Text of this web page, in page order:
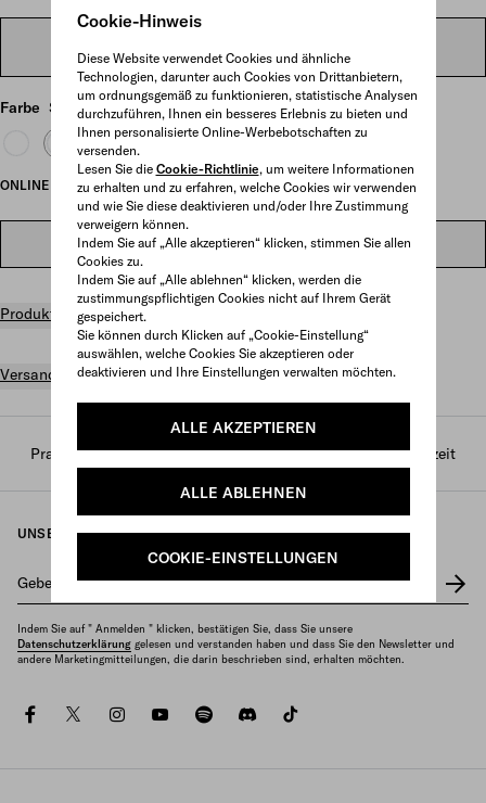
Cookie-Hinweis
Diese Website verwendet Cookies und ähnliche
Technologien, darunter auch Cookies von Drittanbietern,
um ordnungsgemäß zu funktionieren, statistische Analysen
durchzuführen, Ihnen ein besseres Erlebnis zu bieten und
Ihnen personalisierte Online-Werbebotschaften zu
versenden.
Lesen Sie die Cookie-Richtlinie, um weitere Informationen
zu erhalten und zu erfahren, welche Cookies wir verwenden
und wie Sie diese deaktivieren und/oder Ihre Zustimmung
verweigern können.
Indem Sie auf „Alle akzeptieren“ klicken, stimmen Sie allen
Cookies zu.
Indem Sie auf „Alle ablehnen“ klicken, werden die
zustimmungspflichtigen Cookies nicht auf Ihrem Gerät
gespeichert.
Sie können durch Klicken auf „Cookie-Einstellung“
auswählen, welche Cookies Sie akzeptieren oder
deaktivieren und Ihre Einstellungen verwalten möchten.
ALLE AKZEPTIEREN
ALLE ABLEHNEN
COOKIE-EINSTELLUNGEN
Farbe Silber
ONLINE AUSVERKAUFT
IM STORE SUCHEN
Produktdetails
Versand und Rückgabe gratis
Prada / Damen / Lifestyle-accessoires / Sport und freizeit
UNSEREN NEWSLETTER ERHALTEN
Geben Sie Ihre E-Mail-Adresse ein*
Indem Sie auf " Anmelden " klicken, bestätigen Sie, dass Sie unsere
Datenschutzerklärung gelesen und verstanden haben und dass Sie den Newsletter und
andere Marketingmitteilungen, die darin beschrieben sind, erhalten möchten.
facebooktwitterinstagramyoutubespotifydiscord